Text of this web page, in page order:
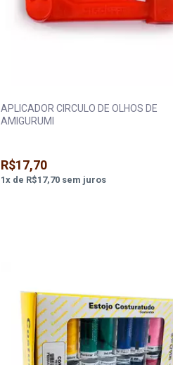
APLICADOR CIRCULO DE OLHOS DE
AMIGURUMI
R$17,70
1xde R$17,70sem juros